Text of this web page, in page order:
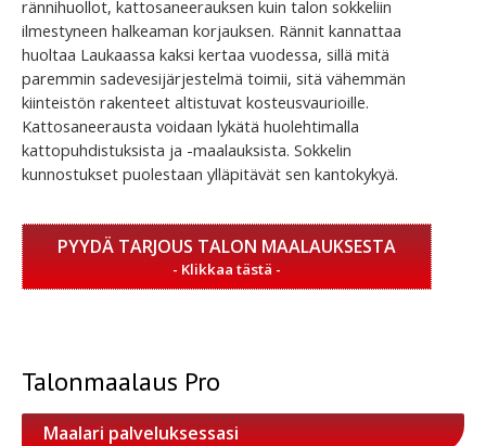
rännihuollot, kattosaneerauksen kuin talon sokkeliin
ilmestyneen halkeaman korjauksen. Rännit kannattaa
huoltaa Laukaassa kaksi kertaa vuodessa, sillä mitä
paremmin sadevesijärjestelmä toimii, sitä vähemmän
kiinteistön rakenteet altistuvat kosteusvaurioille.
Kattosaneerausta voidaan lykätä huolehtimalla
kattopuhdistuksista ja -maalauksista. Sokkelin
kunnostukset puolestaan ylläpitävät sen kantokykyä.
PYYDÄ TARJOUS TALON MAALAUKSESTA
Talonmaalaus Pro
Maalari palveluksessasi